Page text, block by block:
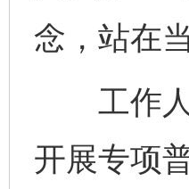
念，站在
工作人
开展专项